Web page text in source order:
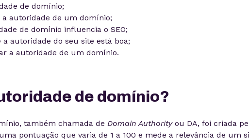
de domínio;
autoridade de um domínio;
de domínio influencia o SEO;
a autoridade do seu site está boa;
a autoridade de um domínio.
de domínio?
também chamada de Domain Authorityou DA, foi criada
pontuação que varia de 1 a 100 e mede a relevância de um